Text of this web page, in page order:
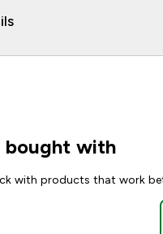
bought with
with products that work